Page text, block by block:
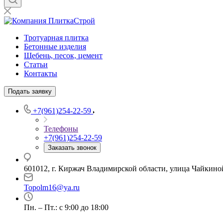
Тротуарная плитка
Бетонные изделия
Щебень, песок, цемент
Статьи
Контакты
Подать заявку
+7(961)254-22-59
Телефоны
+7(961)254-22-59
Заказать звонок
601012, г. Киржач Владимирской области, улица
Topolm16@ya.ru
Пн. – Пт.: с 9:00 до 18:00